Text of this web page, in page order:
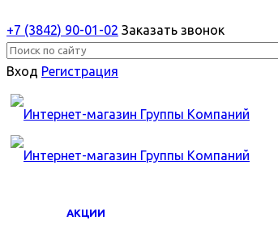
+7 (3842) 90-01-02 Заказать звонок
Вход Регистрация
АКЦИИ